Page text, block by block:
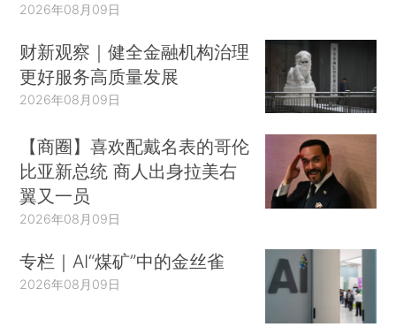
2026年08月09日
财新观察｜健全金融机构治理
更好服务高质量发展
2026年08月09日
【商圈】喜欢配戴名表的哥伦
比亚新总统 商人出身拉美右
翼又一员
2026年08月09日
专栏｜AI“煤矿”中的金丝雀
2026年08月09日